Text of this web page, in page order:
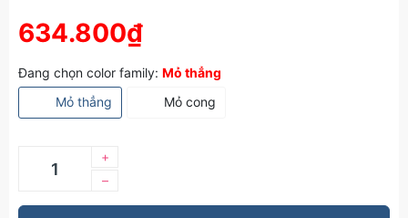
634.800₫
Đang chọn color family: Mỏ thẳng
Mỏ thẳng
Mỏ cong
–
+